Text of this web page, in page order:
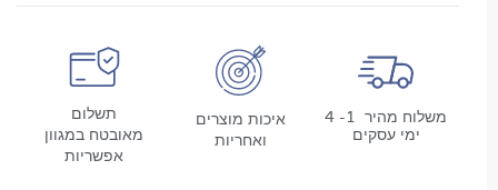
משלוח מהיר 1- 4
איכות מוצרים
תשלום
מאובטח במגוון